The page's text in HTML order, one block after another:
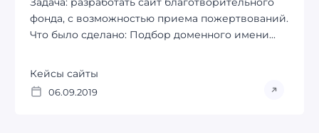
фонда, с возможностью приема пожертвований.
Что было сделано: Подбор доменного имени...
Кейсы сайты
06.09.2019